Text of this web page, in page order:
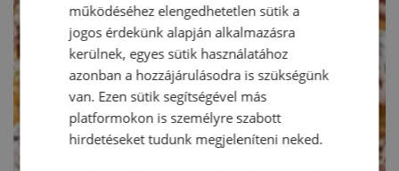
működéséhez elengedhetetlen sütik a
jogos érdekünk alapján alkalmazásra
kerülnek, egyes sütik használatához
azonban a hozzájárulásodra is szükségünk
van. Ezen sütik segítségével más
platformokon is személyre szabott
hirdetéseket tudunk megjeleníteni neked.